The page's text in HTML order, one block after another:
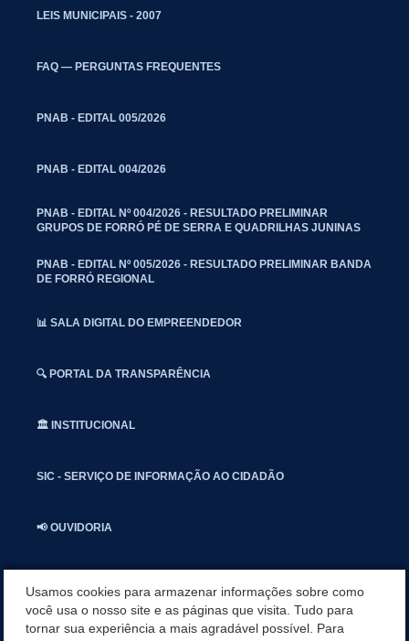
LEIS MUNICIPAIS - 2007
FAQ — PERGUNTAS FREQUENTES
PNAB - EDITAL 005/2026
PNAB - EDITAL 004/2026
PNAB - EDITAL Nº 004/2026 - RESULTADO PRELIMINAR
GRUPOS DE FORRÓ PÉ DE SERRA E QUADRILHAS JUNINAS
PNAB - EDITAL Nº 005/2026 - RESULTADO PRELIMINAR BANDA
DE FORRÓ REGIONAL
📊 SALA DIGITAL DO EMPREENDEDOR
🔍 PORTAL DA TRANSPARÊNCIA
🏛️ INSTITUCIONAL
SIC - SERVIÇO DE INFORMAÇÃO AO CIDADÃO
📢 OUVIDORIA
📱🩺 SAUDE CONECTADA
Usamos cookies para armazenar informações sobre como
você usa o nosso site e as páginas que visita. Tudo para
tornar sua experiência a mais agradável possível. Para